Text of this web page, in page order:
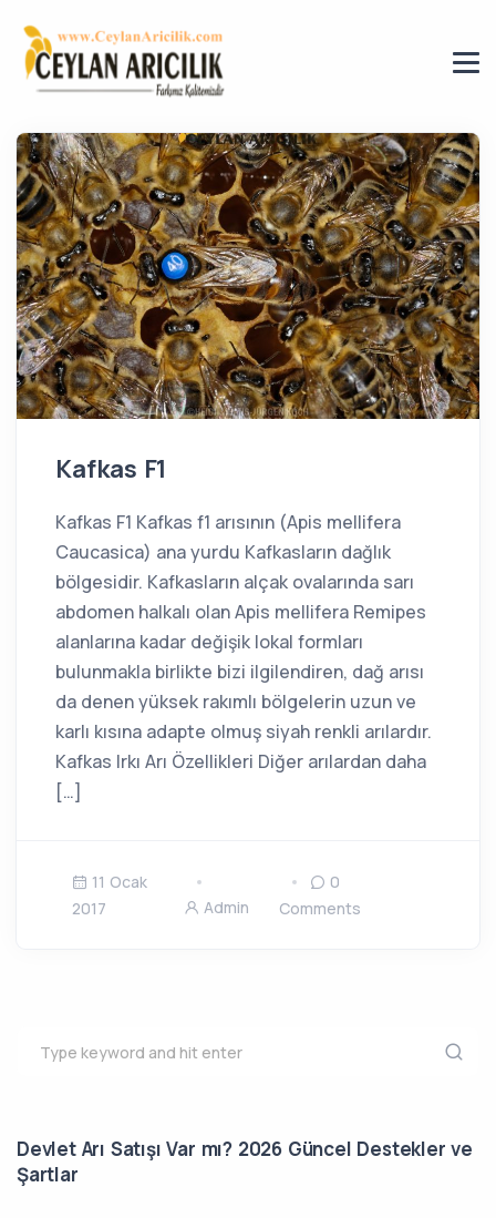
Kafkas F1
Kafkas F1 Kafkas f1 arısının (Apis mellifera
Caucasica) ana yurdu Kafkasların dağlık
bölgesidir. Kafkasların alçak ovalarında sarı
abdomen halkalı olan Apis mellifera Remipes
alanlarına kadar değişik lokal formları
bulunmakla birlikte bizi ilgilendiren, dağ arısı
da denen yüksek rakımlı bölgelerin uzun ve
karlı kısına adapte olmuş siyah renkli arılardır.
Kafkas Irkı Arı Özellikleri Diğer arılardan daha
[…]
11 Ocak
2017
Admin
0
Comments
Devlet Arı Satışı Var mı? 2026 Güncel Destekler ve
Şartlar